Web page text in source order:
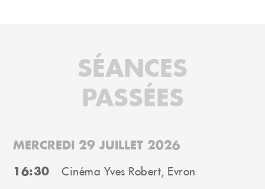
SÉANCES
PASSÉES
MERCREDI 29 JUILLET 2026
16:30 Cinéma Yves Robert, Evron